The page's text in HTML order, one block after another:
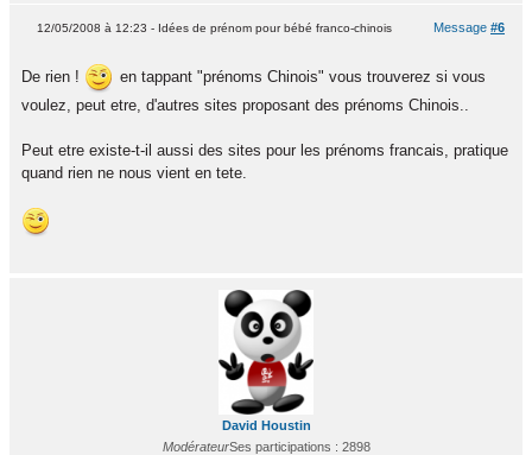
Message #6
12/05/2008 à 12:23 - Idées de prénom pour bébé franco-chinois
De rien !
en tappant "prénoms Chinois" vous trouverez si vous
voulez, peut etre, d'autres sites proposant des prénoms Chinois..
Peut etre existe-t-il aussi des sites pour les prénoms francais, pratique
quand rien ne nous vient en tete.
David Houstin
ModérateurSes participations : 2898